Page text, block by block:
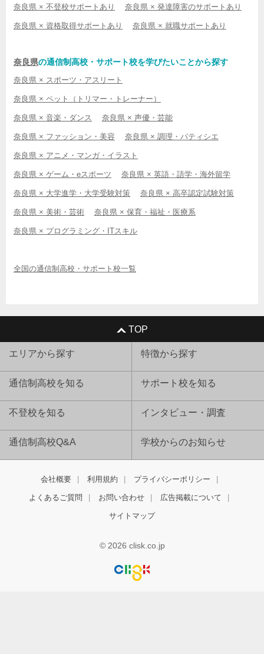
奈良県 × 不登校サポートあり 奈良県 × 発達障害のサポートあり
奈良県 × 資格取得サポートあり 奈良県 × 就職サポートあり
奈良県の通信制高校・サポート校を学びたいことから探す
奈良県 × スポーツ・アスリート
奈良県 × ペット（トリマー・トレーナー）
奈良県 × 音楽・ダンス 奈良県 × 声優・芸能
奈良県 × ファッション・美容 奈良県 × 調理・パティシエ
奈良県 × アニメ・マンガ・イラスト
奈良県 × ゲーム・eスポーツ 奈良県 × 英語・語学・海外留学
奈良県 × 大学進学・大学受験対策 奈良県 × 高卒認定試験対策
奈良県 × 美術・芸術 奈良県 × 保育・福祉・医療系
奈良県 × プログラミング・ITスキル
全国の通信制高校・サポート校一覧
TOP
エリアから探す 特徴から探す
通信制高校を知る サポート校を知る
不登校を知る インタビュー・調査
通信制高校Q&A 学校からのお知らせ
会社概要 利用規約 プライバシーポリシー
よくあるご質問 お問い合わせ 広告掲載について
サイトマップ
© 2026 clisk.co.jp